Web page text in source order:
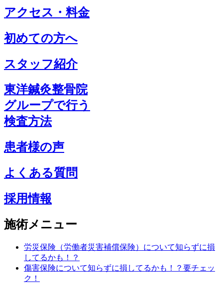
アクセス・料金
初めての方へ
スタッフ紹介
東洋鍼灸整骨院
グループで行う
検査方法
患者様の声
よくある質問
採用情報
施術メニュー
労災保険（労働者災害補償保険）について知らずに損
してるかも！？
傷害保険について知らずに損してるかも！？要チェッ
ク！